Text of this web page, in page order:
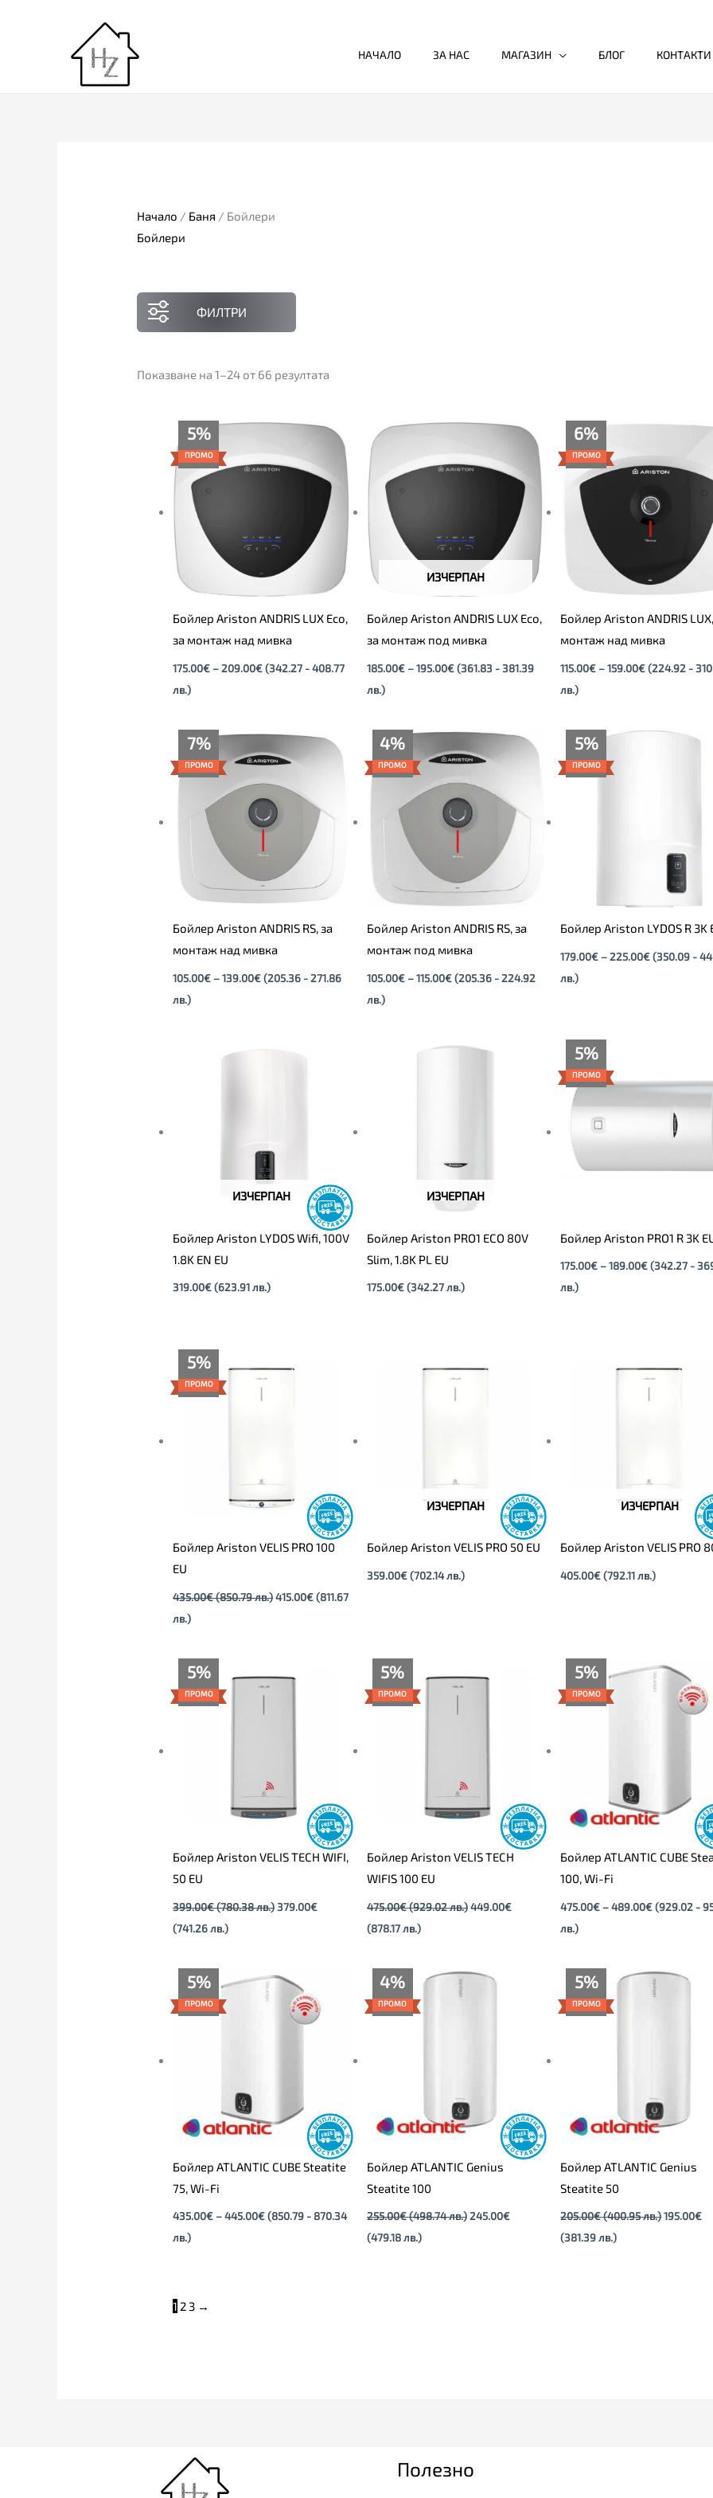
НАЧАЛО ЗА НАС МАГАЗИН БЛОГ КОНТАКТИ
Начало / Баня / Бойлери
Бойлери
ФИЛТРИ
Показване на 1–24 от 66 резултата
5%
ПРОМО
Бойлер Ariston ANDRIS LUX Eco,
за монтаж над мивка
175.00€ –209.00€
Price
175.00€
through
(342.27 - 408.77
лв.)
ИЗЧЕРПАН
Бойлер Ariston ANDRIS LUX Eco,
за монтаж под мивка
185.00€ – 195.00€
Price
185.00€
through
(361.83 - 381.39
лв.)
6%
ПРОМО
Бойлер Ariston ANDRIS
монтаж над мивка
115.00€ – 159.00€
Price
through
(224.92 -
лв.)
7%
ПРОМО
Бойлер Ariston ANDRIS RS, за
монтаж над мивка
105.00€ –139.00€
Price
range:
105.00€
139.00€
(205.36 - 271.86
лв.)
4%
ПРОМО
Бойлер Ariston ANDRIS RS, за
монтаж под мивка
105.00€ – 115.00€
Price
range:
105.00€
115.00€
(205.36 - 224.92
лв.)
5%
ПРОМО
Бойлер Ariston LYDOS R 3K
179.00€ – 225.00€
Price
(350.09 -
лв.)
ИЗЧЕРПАН
Бойлер Ariston LYDOS Wifi, 100V
1.8K EN EU
319.00€(623.91 лв.)
ИЗЧЕРПАН
Бойлер Ariston PRO1 ECO 80V
Slim, 1.8K PL EU
175.00€ (342.27 лв.)
5%
ПРОМО
Бойлер Ariston PRO1 R 3K
175.00€ – 189.00€
through
(342.27 -
лв.)
5%
ПРОМО
Бойлер Ariston VELIS PRO 100
EU
435.00€(850.79 лв.)
price
415.00€(811.67
лв.)
Текущата
цена
е:
415.00€
ИЗЧЕРПАН
Бойлер Ariston VELIS PRO 50 EU
359.00€ (702.14 лв.)
ИЗЧЕРПАН
Бойлер Ariston VELIS PRO
405.00€ (792.11 лв.)
5%
ПРОМО
Бойлер Ariston VELIS TECH WIFI,
50 EU
399.00€(780.38 лв.)
price
379.00€
(741.26 лв.)
цена
(741.26
5%
ПРОМО
Бойлер Ariston VELIS TECH
WIFIS 100 EU
475.00€(929.02 лв.)
price
449.00€
(878.17 лв.)
цена
е:
449.00€
5%
ПРОМО
Бойлер ATLANTIC CUBE
100, Wi-Fi
475.00€ – 489.00€
Price
range:
475.00€
through
489.00€
(929.02 -
лв.)
5%
ПРОМО
Бойлер ATLANTIC CUBE Steatite
75, Wi-Fi
435.00€ –445.00€
Price
range:
435.00€
through
445.00€
(850.79 - 870.34
лв.)
4%
ПРОМО
Бойлер ATLANTIC Genius
Steatite 100
255.00€(498.74 лв.)
Original
245.00€
(479.18 лв.)
Текущата
е:
245.00€
5%
ПРОМО
Бойлер ATLANTIC Genius
Steatite 50
205.00€(400.95 лв.)
Original
195.00€
(381.39 лв.)
Текущата
1 2 3 →
Полезно